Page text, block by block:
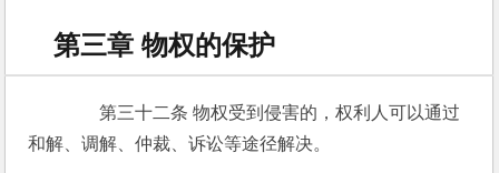
第三章 物权的保护
第三十二条 物权受到侵害的，权利人可以通过
和解、调解、仲裁、诉讼等途径解决。